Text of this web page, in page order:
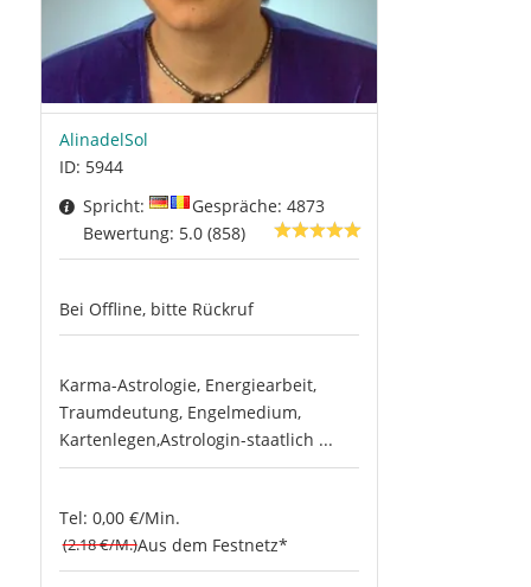
AlinadelSol
ID: 5944
Spricht:
Gespräche: 4873
Bewertung: 5.0 (858)
Bei Offline, bitte Rückruf
Karma-Astrologie, Energiearbeit,
Traumdeutung, Engelmedium,
Kartenlegen,Astrologin-staatlich ...
Tel: 0,00 €/Min.
(2.18 €/M.)Aus dem Festnetz*